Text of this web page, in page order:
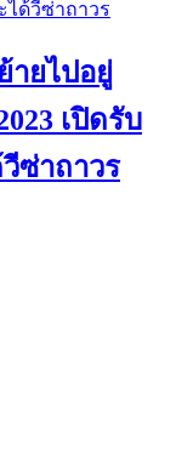
ยไปอยู่
เปิดรับ
ซ่าถาวร